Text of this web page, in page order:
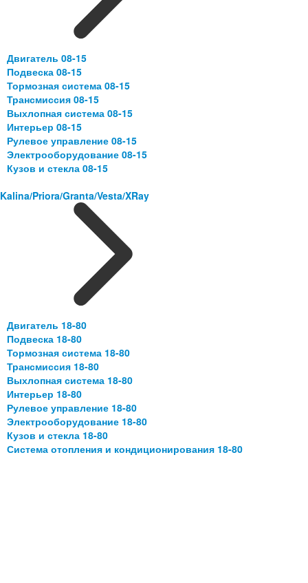
Двигатель 08-15
Подвеска 08-15
Тормозная система 08-15
Трансмиссия 08-15
Выхлопная система 08-15
Интерьер 08-15
Рулевое управление 08-15
Электрооборудование 08-15
Кузов и стекла 08-15
Kalina/Priora/Granta/Vesta/XRay
Двигатель 18-80
Подвеска 18-80
Тормозная система 18-80
Трансмиссия 18-80
Выхлопная система 18-80
Интерьер 18-80
Рулевое управление 18-80
Электрооборудование 18-80
Кузов и стекла 18-80
Система отопления и кондиционирования 18-80